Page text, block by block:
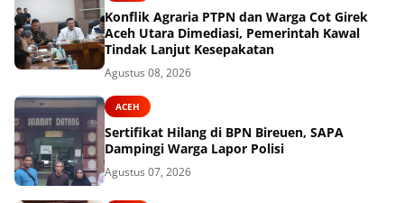
Konflik Agraria PTPN dan Warga Cot Girek
Aceh Utara Dimediasi, Pemerintah Kawal
Tindak Lanjut Kesepakatan
Agustus 08, 2026
ACEH
Sertifikat Hilang di BPN Bireuen, SAPA
Dampingi Warga Lapor Polisi
Agustus 07, 2026